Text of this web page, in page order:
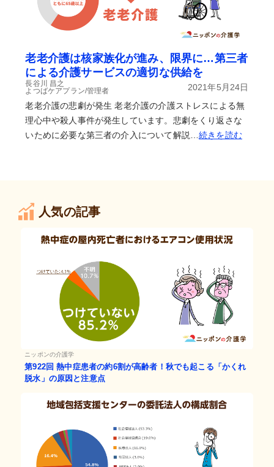
老老介護は核家族化が進み、限界に…第三者
による介護サービスの適切な供給を
長谷川 昌之
よつばケアプラン/管理者
2021年5月24日
老老介護の悲劇が発生 老老介護の介護ストレスによる無
理心中や殺人事件が発生しています。悲劇をくり返さな
いために必要な第三者の介入について解説…続きを読む
人気の記事
ニッポンの介護学
第922回 熱中症患者の約6割が高齢者！秋でも起こる「かくれ
脱水」の原因と注意点